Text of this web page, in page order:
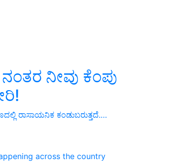
across the country
ನೀವು ಕೆಂಪು
ರಾಸಾಯನಿಕ ಕಂಡುಬರುತ್ತದೆ.…